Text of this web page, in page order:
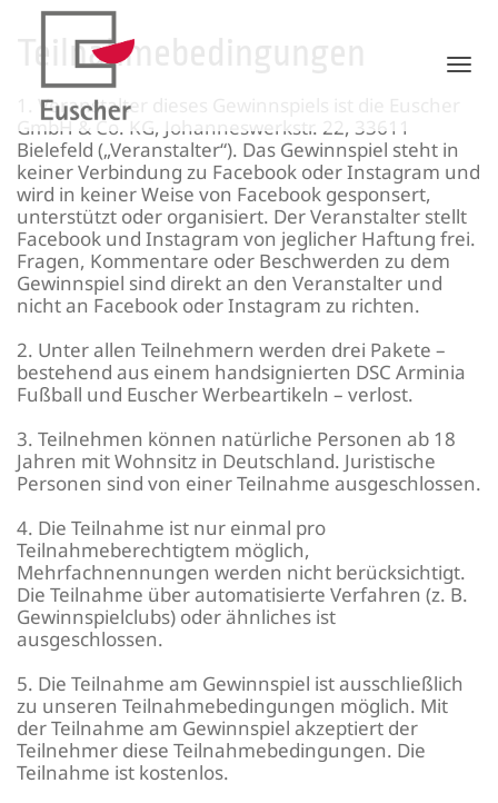
Teilnahmebedingungen
1. Veranstalter dieses Gewinnspiels ist die Euscher
GmbH & Co. KG, Johanneswerkstr. 22, 33611
Bielefeld („Veranstalter“). Das Gewinnspiel steht in
keiner Verbindung zu Facebook oder Instagram und
wird in keiner Weise von Facebook gesponsert,
unterstützt oder organisiert. Der Veranstalter stellt
Facebook und Instagram von jeglicher Haftung frei.
Fragen, Kommentare oder Beschwerden zu dem
Gewinnspiel sind direkt an den Veranstalter und
nicht an Facebook oder Instagram zu richten.
2. Unter allen Teilnehmern werden drei Pakete –
bestehend aus einem handsignierten DSC Arminia
Fußball und Euscher Werbeartikeln – verlost.
3. Teilnehmen können natürliche Personen ab 18
Jahren mit Wohnsitz in Deutschland. Juristische
Personen sind von einer Teilnahme ausgeschlossen.
4. Die Teilnahme ist nur einmal pro
Teilnahmeberechtigtem möglich,
Mehrfachnennungen werden nicht berücksichtigt.
Die Teilnahme über automatisierte Verfahren (z. B.
Gewinnspielclubs) oder ähnliches ist
ausgeschlossen.
5. Die Teilnahme am Gewinnspiel ist ausschließlich
zu unseren Teilnahmebedingungen möglich. Mit
der Teilnahme am Gewinnspiel akzeptiert der
Teilnehmer diese Teilnahmebedingungen. Die
Teilnahme ist kostenlos.